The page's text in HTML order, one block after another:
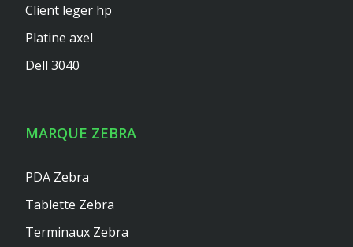
Client leger hp
Platine axel
Dell 3040
MARQUE ZEBRA
PDA Zebra
Tablette Zebra
Terminaux Zebra